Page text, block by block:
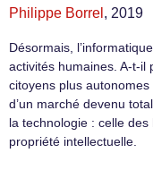
Philippe Borrel , 2019
Désormais,
activités humaines. A-t-il
citoyens plus
d’un marché devenu
la technologie : celle
propriété intellectuelle.